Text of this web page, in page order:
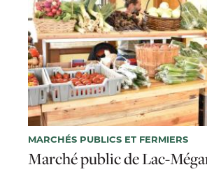
MARCHÉS PUBLICS ET FERMIERS
Marché public de Lac-